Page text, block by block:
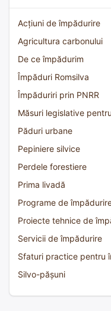
Acțiuni de împădurire
Agricultura carbonului
De ce împădurim
Împăduri Romsilva
Împăduriri prin PNRR
Măsuri legislative
Păduri urbane
Pepiniere silvice
Perdele forestiere
Prima livadă
Programe de
Proiecte tehnice de
Servicii de împădurire
Sfaturi practice pentru
Silvo-pășuni